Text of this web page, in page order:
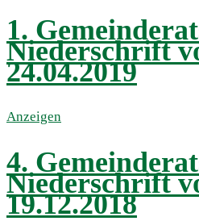
1.
Niederschrift
24.04.2019
Anzeigen
4.
Niederschrift
19.12.2018